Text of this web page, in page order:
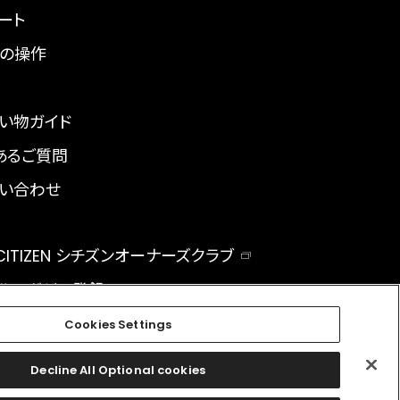
ト
操作
物ガイド
るご質問
合わせ
シチズンオーナーズクラブ
マガジン登録
facebookinstagramtwitter
Cookies Settings
Decline All Optional cookies